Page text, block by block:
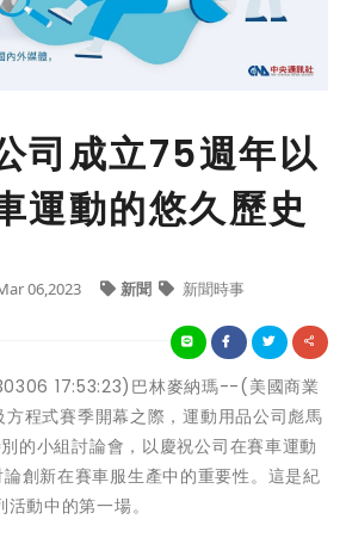
司成立75週年以
運動的悠久歷史
06,2023 新聞 新聞時事
17:53:23)巴林麥納瑪--(美國商業
程式賽季開幕之際，運動用品公司彪馬
的小組討論會，以慶祝公司在賽車運動
創新在賽車服生產中的重要性。這是紀
動中的第一場。